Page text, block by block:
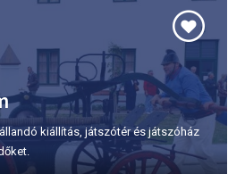
kiállítás, játszótér és játszóház